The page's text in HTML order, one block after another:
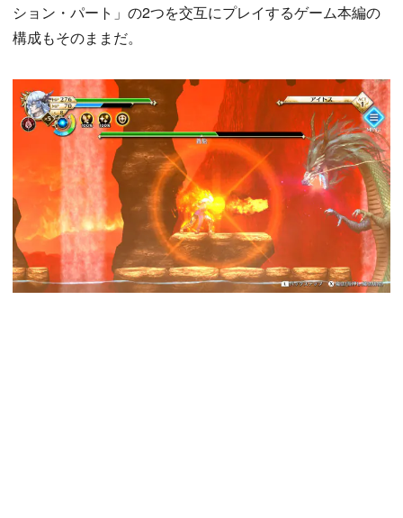
ション・パート」の2つを交互にプレイするゲーム本編の
構成もそのままだ。